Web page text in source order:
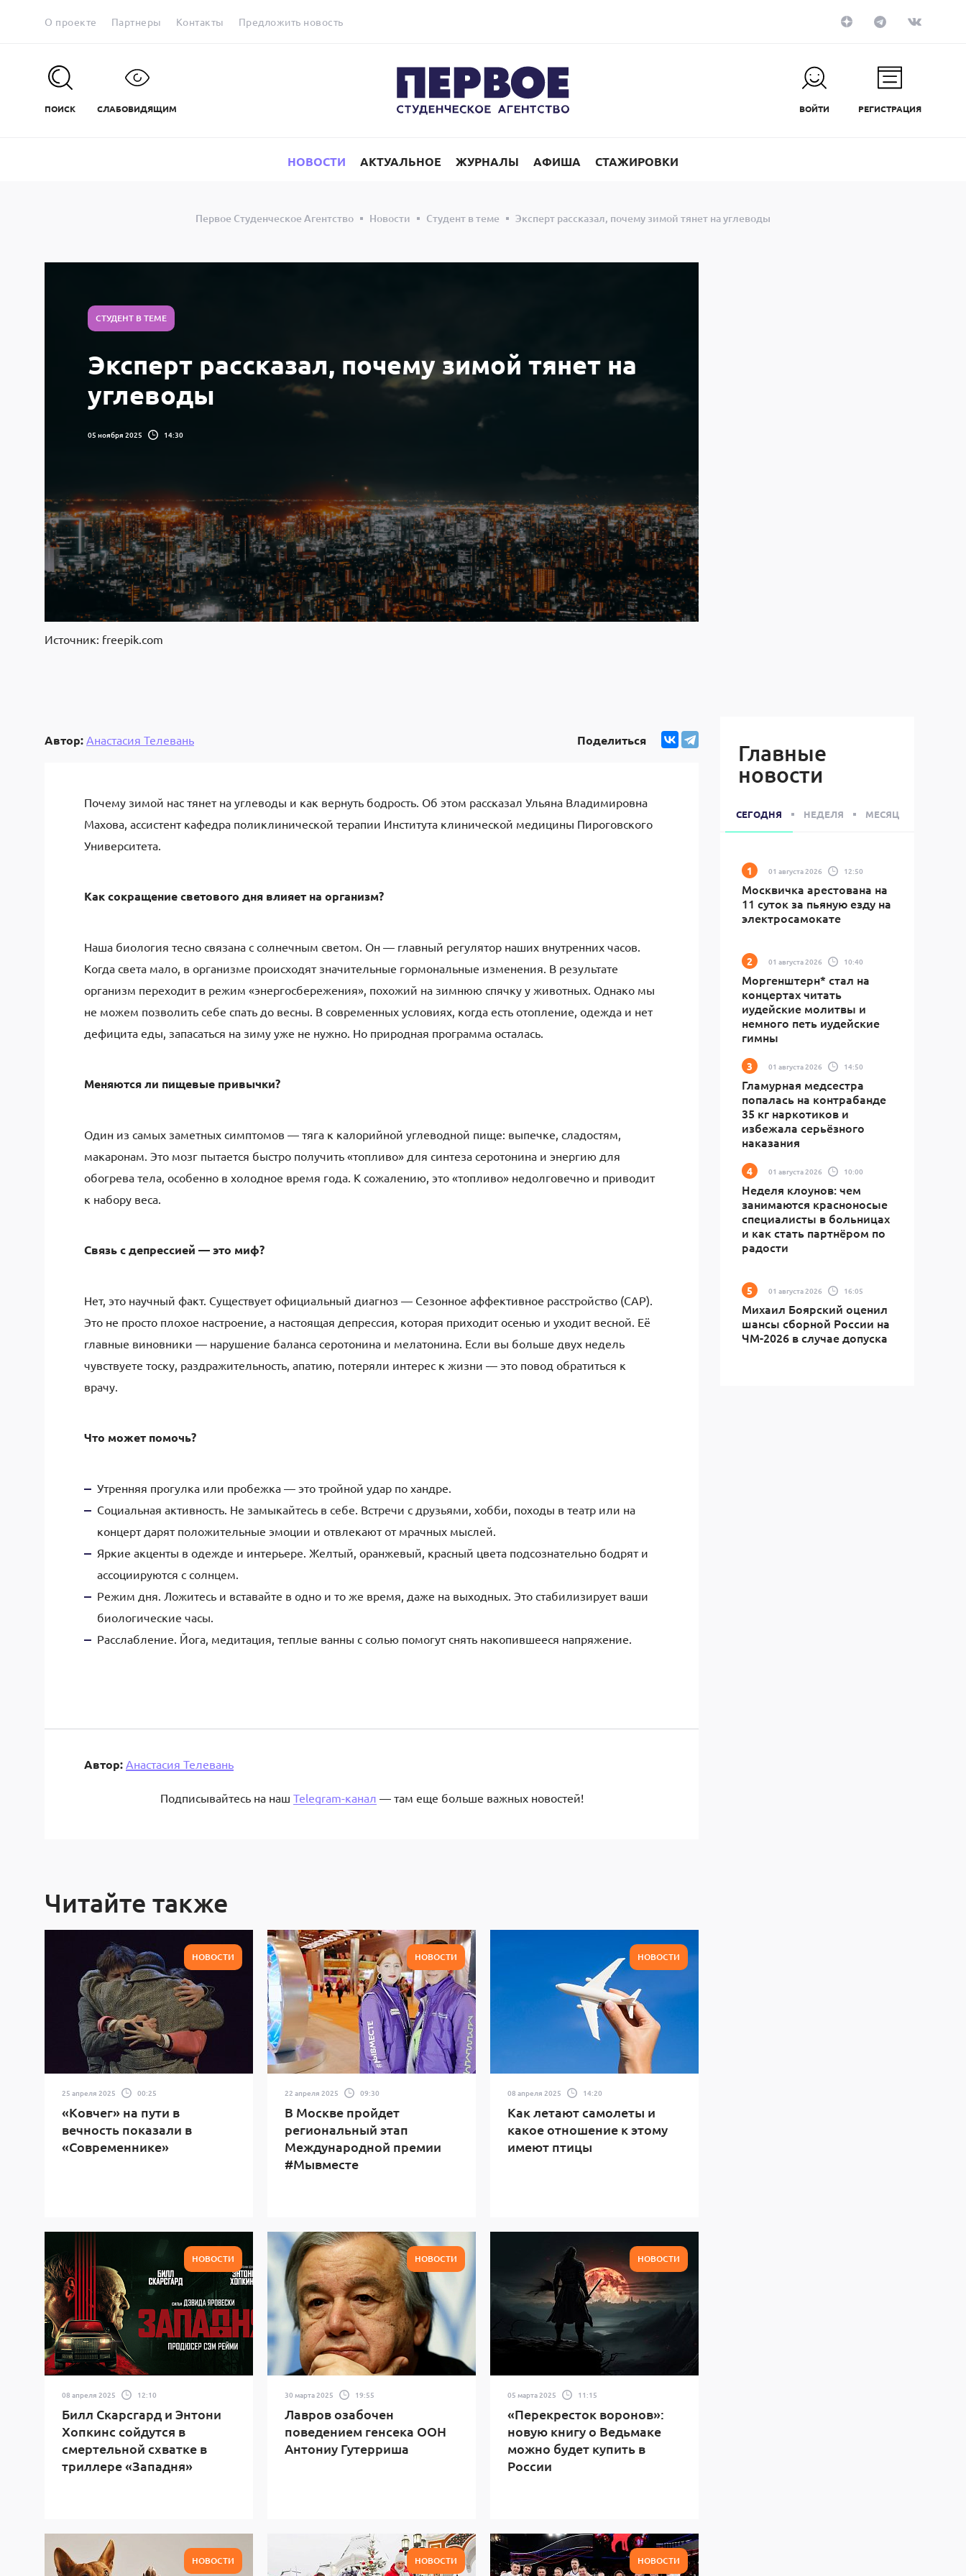
О проекте Партнеры Контакты Предложить новость
ПОИСК СЛАБОВИДЯЩИМ ВОЙТИ РЕГИСТРАЦИЯ
НОВОСТИ АКТУАЛЬНОЕ ЖУРНАЛЫ АФИША СТАЖИРОВКИ
Первое Студенческое Агентство Новости Студент в теме Эксперт рассказал, почему зимой тянет на углеводы
СТУДЕНТ В ТЕМЕ
Эксперт рассказал, почему зимой тянет на
углеводы
05 ноября 2025 14:30
Источник: freepik.com
Автор: Анастасия Телевань Поделиться
Почему зимой нас тянет на углеводы и как вернуть бодрость. Об этом рассказал Ульяна Владимировна
Махова, ассистент кафедра поликлинической терапии Института клинической медицины Пироговского
Университета.
Как сокращение светового дня влияет на организм?
Наша биология тесно связана с солнечным светом. Он — главный регулятор наших внутренних часов.
Когда света мало, в организме происходят значительные гормональные изменения. В результате
организм переходит в режим «энергосбережения», похожий на зимнюю спячку у животных. Однако мы
не можем позволить себе спать до весны. В современных условиях, когда есть отопление, одежда и нет
дефицита еды, запасаться на зиму уже не нужно. Но природная программа осталась.
Меняются ли пищевые привычки?
Один из самых заметных симптомов — тяга к калорийной углеводной пище: выпечке, сладостям,
макаронам. Это мозг пытается быстро получить «топливо» для синтеза серотонина и энергию для
обогрева тела, особенно в холодное время года. К сожалению, это «топливо» недолговечно и приводит
к набору веса.
Связь с депрессией — это миф?
Нет, это научный факт. Существует официальный диагноз — Сезонное аффективное расстройство (САР).
Это не просто плохое настроение, а настоящая депрессия, которая приходит осенью и уходит весной. Её
главные виновники — нарушение баланса серотонина и мелатонина. Если вы больше двух недель
чувствуете тоску, раздражительность, апатию, потеряли интерес к жизни — это повод обратиться к
врачу.
Что может помочь?
Утренняя прогулка или пробежка — это тройной удар по хандре.
Социальная активность. Не замыкайтесь в себе. Встречи с друзьями, хобби, походы в театр или на
концерт дарят положительные эмоции и отвлекают от мрачных мыслей.
Яркие акценты в одежде и интерьере. Желтый, оранжевый, красный цвета подсознательно бодрят и
ассоциируются с солнцем.
Режим дня. Ложитесь и вставайте в одно и то же время, даже на выходных. Это стабилизирует ваши
биологические часы.
Расслабление. Йога, медитация, теплые ванны с солью помогут снять накопившееся напряжение.
Автор: Анастасия Телевань
Подписывайтесь на наш Telegram-канал — там еще больше важных новостей!
Читайте также
НОВОСТИ
25 апреля 2025 00:25
«Ковчег» на пути в
вечность показали в
«Современнике»
НОВОСТИ
22 апреля 2025 09:30
В Москве пройдет
региональный этап
Международной премии
#Мывместе
НОВОСТИ
08 апреля 2025 14:20
Как летают самолеты и
какое отношение к этому
имеют птицы
НОВОСТИ
08 апреля 2025 12:10
Билл Скарсгард и Энтони
Хопкинс сойдутся в
смертельной схватке в
триллере «Западня»
НОВОСТИ
30 марта 2025 19:55
Лавров озабочен
поведением генсека ООН
Антониу Гутерриша
НОВОСТИ
05 марта 2025 11:15
«Перекресток воронов»:
новую книгу о Ведьмаке
можно будет купить в
России
НОВОСТИ НОВОСТИ НОВОСТИ
Главные
новости
СЕГОДНЯ НЕДЕЛЯ МЕСЯЦ
01 августа 2026 12:50
Москвичка арестована на
11 суток за пьяную езду на
электросамокате
01 августа 2026 10:40
Моргенштерн* стал на
концертах читать
иудейские молитвы и
немного петь иудейские
гимны
01 августа 2026 14:50
Гламурная медсестра
попалась на контрабанде
35 кг наркотиков и
избежала серьёзного
наказания
01 августа 2026 10:00
Неделя клоунов: чем
занимаются красноносые
специалисты в больницах
и как стать партнёром по
радости
01 августа 2026 16:05
Михаил Боярский оценил
шансы сборной России на
ЧМ-2026 в случае допуска